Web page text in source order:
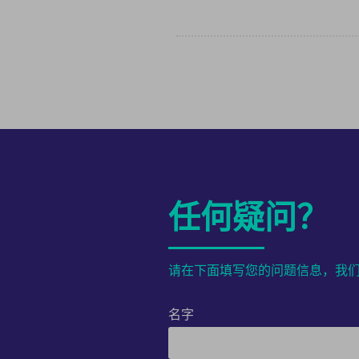
任何疑问？
请在下面填写您的问题信息，我
名字